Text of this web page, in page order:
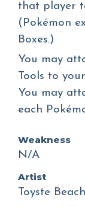
that player
(Pokémon
Boxes.)
You may
Tools to
You may
each
Weakness
N/A
Artist
Toyste Beach